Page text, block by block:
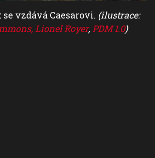
vzdává Caesarovi. (ilustrace:
Lionel Royer,PDM 1.0)